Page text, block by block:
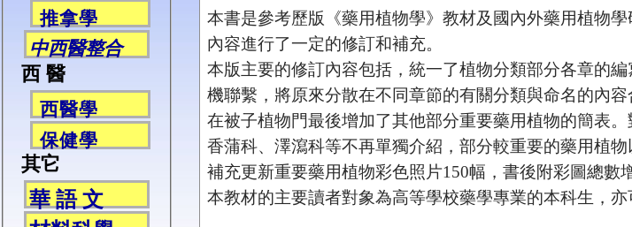
推拿學
中西醫整合
西 醫
西醫學
保健學
其它
華 語 文
本書是參考歷版《藥用植物學》教材及國內外藥用植物
內容進行了一定的修訂和補充。
本版主要的修訂內容包括，統一了植物分類部分各章的
機聯繫，將原來分散在不同章節的有關分類與命名的內容
在被子植物門最後增加了其他部分重要藥用植物的簡表
香蒲科、澤瀉科等不再單獨介紹，部分較重要的藥用植物
補充更新重要藥用植物彩色照片150幅，書後附彩圖總數
本教材的主要讀者對象為高等學校藥學專業的本科生，